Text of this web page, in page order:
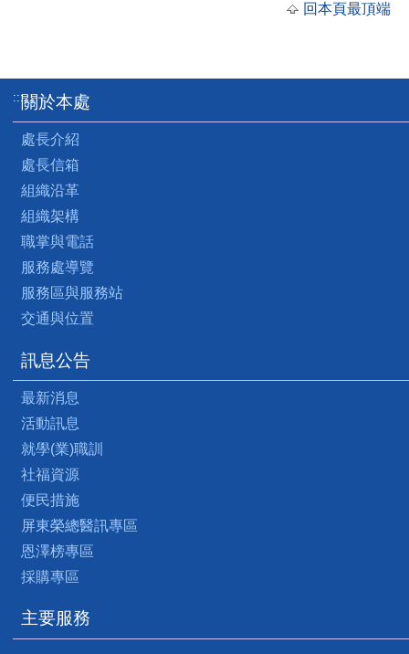
回本頁最頂端
:::關於本處
處長介紹
處長信箱
組織沿革
組織架構
職掌與電話
服務處導覽
服務區與服務站
交通與位置
訊息公告
最新消息
活動訊息
就學(業)職訓
社福資源
便民措施
屏東榮總醫訊專區
恩澤榜專區
採購專區
主要服務